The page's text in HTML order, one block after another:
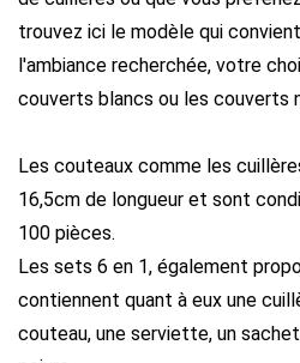
trouvez ici le modèle qui
l'ambiance recherchée, votre
couverts blancs ou les couverts
Les couteaux comme les
16,5cm de longueur et sont
100 pièces.
Les sets 6 en 1, également
contiennent quant à eux une
couteau, une serviette, un